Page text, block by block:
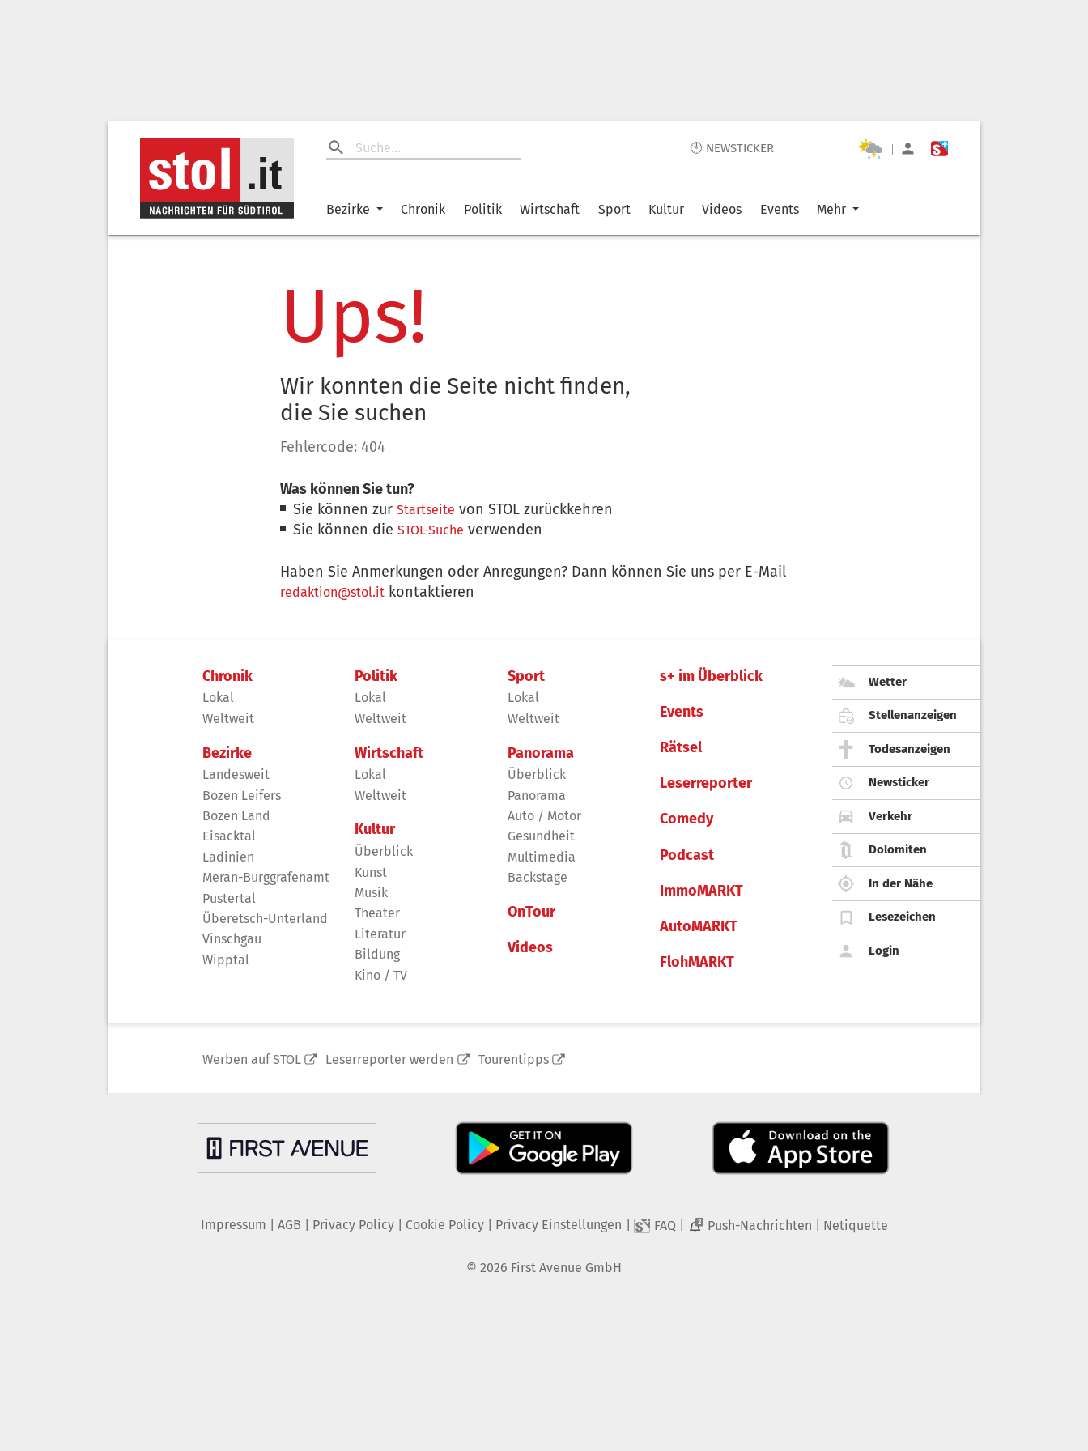
🕙 NEWSTICKER | |
Bezirke Chronik Politik Wirtschaft Sport Kultur Videos Events Mehr
Ups!
Wir konnten die Seite nicht finden,
die Sie suchen
Fehlercode: 404
Was können Sie tun?
Sie können zurStartseite von STOL zurückkehren
Sie können dieSTOL-Suche verwenden
Haben Sie Anmerkungen oder Anregungen? Dann können Sie uns per E-Mail
redaktion@stol.it kontaktieren
Chronik
Lokal
Weltweit
Bezirke
Landesweit
Bozen Leifers
Bozen Land
Eisacktal
Ladinien
Meran-Burggrafenamt
Pustertal
Überetsch-Unterland
Vinschgau
Wipptal
Politik
Lokal
Weltweit
Wirtschaft
Lokal
Weltweit
Kultur
Überblick
Kunst
Musik
Theater
Literatur
Bildung
Kino / TV
Sport
Lokal
Weltweit
Panorama
Überblick
Panorama
Auto / Motor
Gesundheit
Multimedia
Backstage
OnTour
Videos
s+ im Überblick
Events
Rätsel
Leserreporter
Comedy
Podcast
ImmoMARKT
AutoMARKT
FlohMARKT
Wetter
Stellenanzeigen
Todesanzeigen
Newsticker
Verkehr
Dolomiten
In der Nähe
Lesezeichen
Login
Werben auf STOL Leserreporter werden Tourentipps
Impressum AGB Privacy Policy| Cookie Policy| Privacy Einstellungen FAQ 2 Push-Nachrichten Netiquette
© 2026 First Avenue GmbH